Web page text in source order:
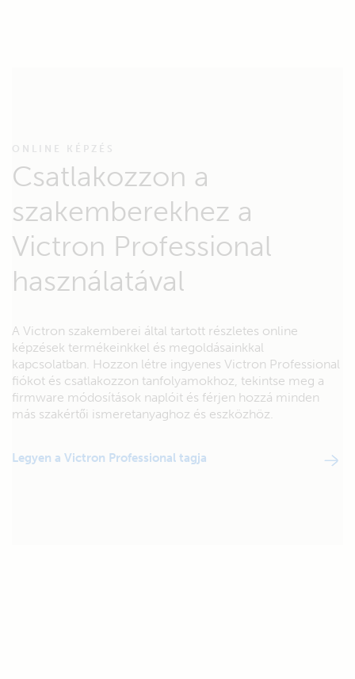
ONLINE KÉPZÉS
Csatlakozzon a
szakemberekhez a
Victron Professional
használatával
A Victron szakemberei által tartott részletes online
képzések termékeinkkel és megoldásainkkal
kapcsolatban. Hozzon létre ingyenes Victron Professional
fiókot és csatlakozzon tanfolyamokhoz, tekintse meg a
firmware módosítások naplóit és férjen hozzá minden
más szakértői ismeretanyaghoz és eszközhöz.
Legyen a Victron Professional tagja